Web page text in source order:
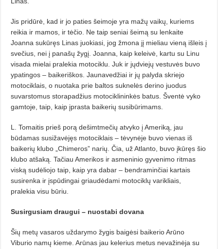
Jis pridūrė, kad ir jo paties šeimoje yra mažų vaikų, kuriems
reikia ir mamos, ir tėčio. Ne taip seniai šeimą su lenkaite
Joanna sukūręs Linas juokiasi, jog žmona jį mieliau vieną išleis į
svečius, nei į panašų žygį. Joanna, kaip keleivė, kartu su Linu
visada mielai pralekia motociklu. Juk ir jųdviejų vestuvės buvo
ypatingos – baikeriškos. Jaunavedžiai ir jų palyda skriejo
motociklais, o nuotaka prie baltos suknelės derino juodus
suvarstomus storapadžius motociklininkės batus. Šventė vyko
gamtoje, taip, kaip įprasta baikerių susibūrimams.
L. Tomaitis prieš porą dešimtmečių atvyko į Ameriką, jau
būdamas susižavėjęs motociklais – tėvynėje buvo vienas iš
baikerių klubo „Chimeros” narių. Čia, už Atlanto, buvo įkūręs šio
klubo atšaką. Tačiau Amerikos ir asmeninio gyvenimo ritmas
viską sudėliojo taip, kaip yra dabar – bendraminčiai kartais
susirenka ir įspūdingai griaudėdami motociklų varikliais,
pralekia visu būriu.
Susirgusiam draugui – nuostabi dovana
Šių metų vasaros uždarymo žygis baigėsi baikerio Arūno
Viburio namų kieme. Arūnas jau kelerius metus nevažinėja su